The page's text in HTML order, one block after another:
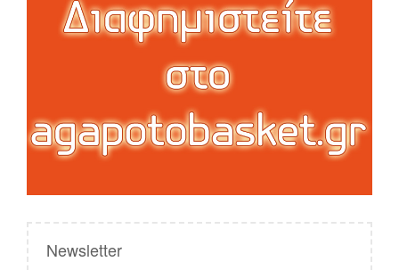
Newsletter